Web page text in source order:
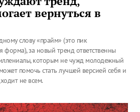
вернуться в
слову «прайм» (это пик
форма), за новый тренд ответственны
которым не чужд молодежный
помочь стать лучшей версией себя и
не всем.